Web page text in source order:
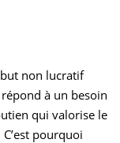
non lucratif
à un besoin
qui valorise le
pourquoi